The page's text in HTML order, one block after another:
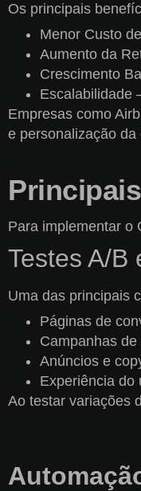
Os principais
Menor Custo
Aumento da
Crescimento
Escalabilidade
Empresas como
e personalização
Para implementar o
Testes A/B
Uma das principais
Páginas de
Campanhas
Anúncios e
Experiência do
Ao testar variações